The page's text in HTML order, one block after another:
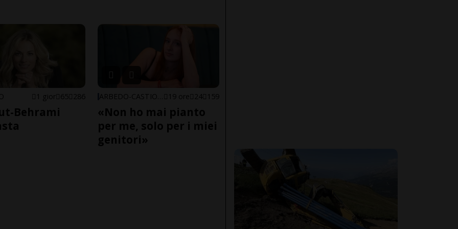
1 gior 65 286
Behrami
19 ore 24 159
«Non ho mai pianto
per me, solo per i miei
genitori»